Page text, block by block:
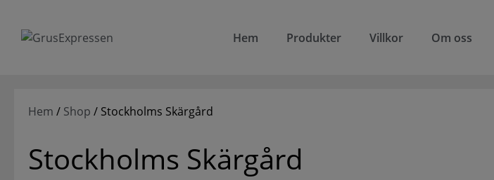
Hem Produkter Villkor Om oss
Hem / Shop / Stockholms Skärgård
Stockholms Skärgård